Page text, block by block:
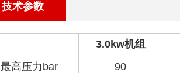
技术参数
3.0kw机组
最高压力bar
90